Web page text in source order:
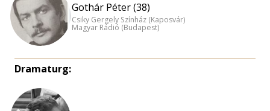
Gothár Péter (38)
Csiky Gergely Színház (Kaposvár)
Magyar Rádió (Budapest)
Dramaturg: